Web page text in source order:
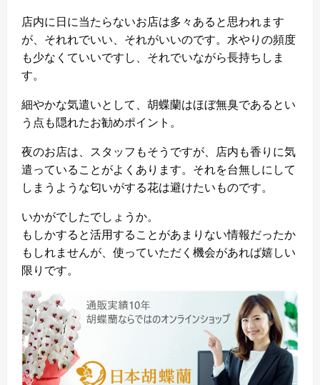
店内に日に当たらないお店は多々あると思われます
が、それれでいい、それがいいのです。水やりの頻度
も少なくていいですし、それでいながら長持ちしま
す。
細やかな気遣いとして、胡蝶蘭はほぼ無臭であるとい
う点も隠れたお勧めポイント。
夜のお店は、スタッフもそうですが、店内も香りに気
遣っていることがよくあります。それを台無しにして
しまうような匂いがする花は避けたいものです。
いかがでしたでしょうか。
もしかすると活用することがあまりない情報だったか
もしれませんが、使っていただく機会があれば嬉しい
限りです。